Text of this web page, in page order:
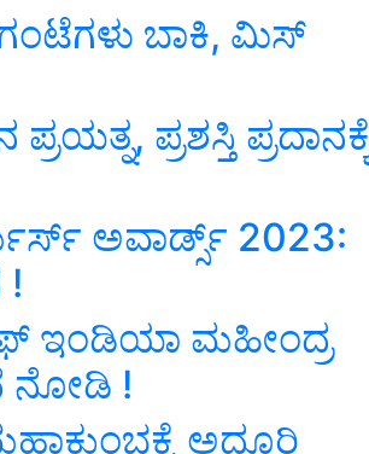
ಗಂಟೆಗಳು ಬಾಕಿ, ಮಿಸ್‌
ಪ್ರಶಸ್ತಿ ಪ್ರದಾನಕ್ಕೆ
ಅವಾರ್ಡ್ಸ್ 2023:
ಇಂಡಿಯಾ ಮಹೀಂದ್ರ
ನೋಡಿ !
ಅದ್ದೂರಿ